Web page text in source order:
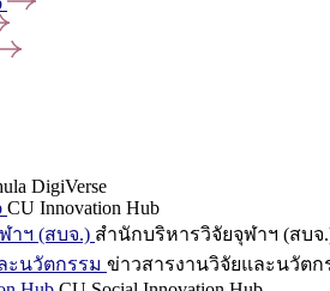
DigiVerse
CU Innovation Hub
าฯ (สบจ.) สำนักบริหารวิจัยจุฬาฯ (สบจ
ะนวัตกรรม ข่าวสารงานวิจัยและนวัตก